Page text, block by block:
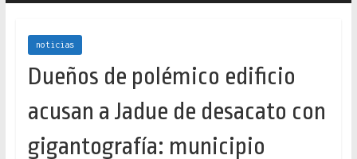
noticias
Dueños de polémico edificio
acusan a Jadue de desacato con
gigantografía: municipio